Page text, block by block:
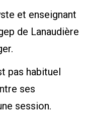
et enseignant
de Lanaudière
pas habituel
ses
session.